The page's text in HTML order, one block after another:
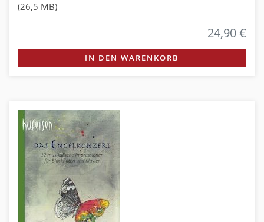
(26,5 MB)
24,90 €
IN DEN WARENKORB